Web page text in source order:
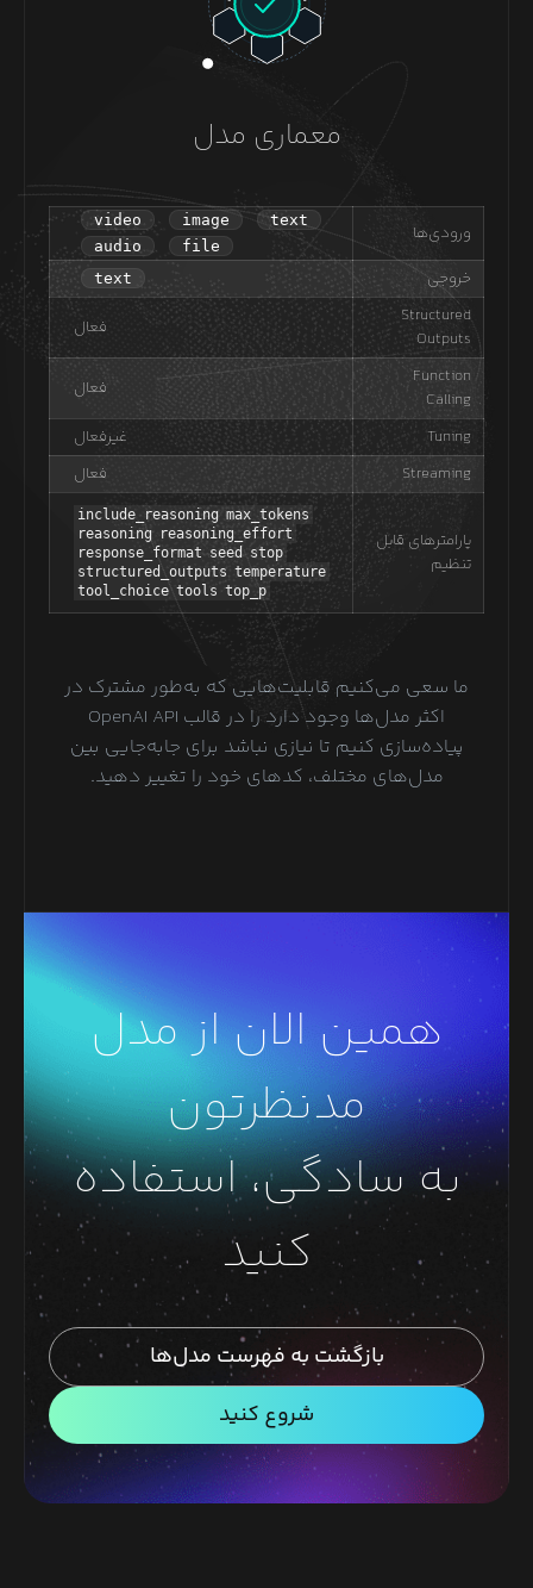
معماری مدل
ورودی‌ها
text
image
video
file
audio
خروجی text
Structured
Outputs
فعال
Function
Calling
فعال
Tuning
غیرفعال
Streaming
فعال
پارامترهای قابل
تنظیم
include_reasoning max_tokens
reasoning reasoning_effort
response_format seed
stop
structured_outputs temperature
tool_choice tools top_p
ما سعی می‌کنیم قابلیت‌هایی که به‌طور مشترک در
اکثر مدل‌ها وجود دارد را در قالب OpenAI API
پیاده‌سازی کنیم تا نیازی نباشد برای جابه‌جایی بین
مدل‌های مختلف، کدهای خود را تغییر دهید.
همین الان از مدل
مدنظرتون
به سادگی، استفاده
کنید
بازگشت به فهرست مدل‌ها
شروع کنید